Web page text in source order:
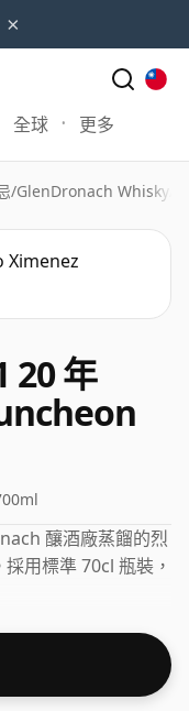
×
全球 更多
/GlenDronach Whisky
20 年
釀酒廠蒸餾的烈
用標準 70cl 瓶裝，